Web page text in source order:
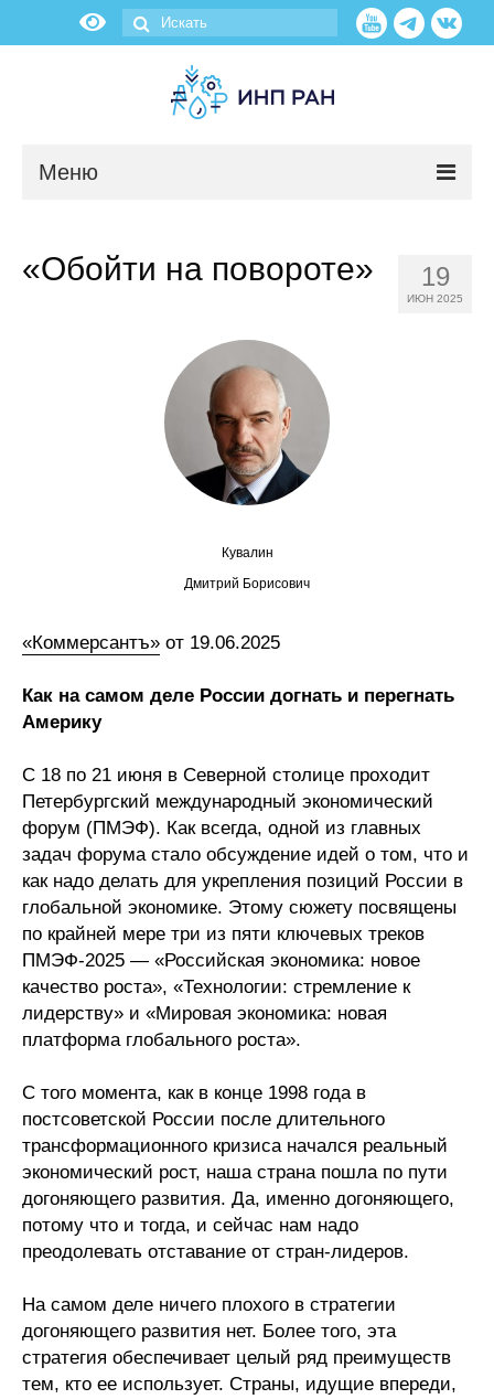
Меню
Научные подразделения
Администрация
Публикации
Научная жизнь
Издания
Проблемы прогнозирования
О журнале
Номера журналов
Редакционная этика
Общие требования
Стандарты оформления
Научные труды
Выпуски
Редакционная этика
19
ИЮН 2025
«Обойти на повороте»
Кувалин
Дмитрий Борисович
«Коммерсантъ» от 19.06.2025
Как на самом деле России догнать и перегнать
Америку
С 18 по 21 июня в Северной столице проходит
Петербургский международный экономический
форум (ПМЭФ). Как всегда, одной из главных
задач форума стало обсуждение идей о том, что и
как надо делать для укрепления позиций России в
глобальной экономике. Этому сюжету посвящены
по крайней мере три из пяти ключевых треков
ПМЭФ-2025 — «Российская экономика: новое
качество роста», «Технологии: стремление к
лидерству» и «Мировая экономика: новая
платформа глобального роста».
С того момента, как в конце 1998 года в
постсоветской России после длительного
трансформационного кризиса начался реальный
экономический рост, наша страна пошла по пути
догоняющего развития. Да, именно догоняющего,
потому что и тогда, и сейчас нам надо
преодолевать отставание от стран-лидеров.
На самом деле ничего плохого в стратегии
догоняющего развития нет. Более того, эта
стратегия обеспечивает целый ряд преимуществ
тем, кто ее использует. Страны, идущие впереди,